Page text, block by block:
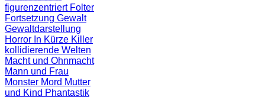
figurenzentriert Folter
Fortsetzung Gewalt
Gewaltdarstellung
Horror In Kürze Killer
kollidierende Welten
Macht und Ohnmacht
Mann und Frau
Monster Mord Mutter
und Kind Phantastik